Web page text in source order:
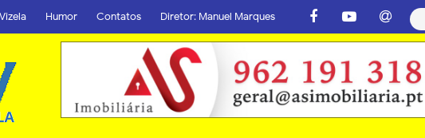
Humor Contatos Diretor: Manuel Marques